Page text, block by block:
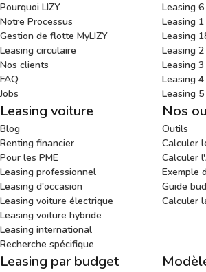
Pourquoi LIZY
Notre Processus
Gestion de flotte MyLIZY
Leasing circulaire
Nos clients
FAQ
Jobs
Leasing 6
Leasing 1
Leasing
Leasing
Leasing
Leasing
Leasing
Leasing voiture
Blog
Renting financier
Pour les PME
Leasing professionnel
Leasing d'occasion
Leasing voiture électrique
Leasing voiture hybride
Leasing international
Recherche spécifique
Nos
Outils
Calculer
Calculer
Exemple
Guide
Calculer
Leasing par budget